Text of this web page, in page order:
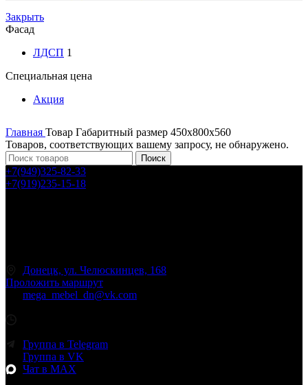
Закрыть
Фасад
ЛДСП 1
Специальная цена
Акция
Главная Товар Габаритный размер 450х800х560
Товаров, соответствующих вашему запросу, не обнаружено.
Поиск
+7(949)325-82-33
+7(919)235-15-18
Донецк, ул. Челюскинцев, 168
Проложить маршрут
mega_mebel_dn@vk.com
Группа в Telegram
Группа в VK
Чат в MAX